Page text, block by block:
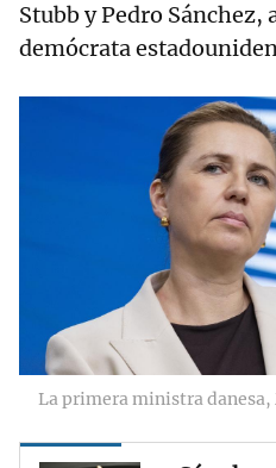
Stubb y Pedro Sánchez,
demócrata
La primera ministra